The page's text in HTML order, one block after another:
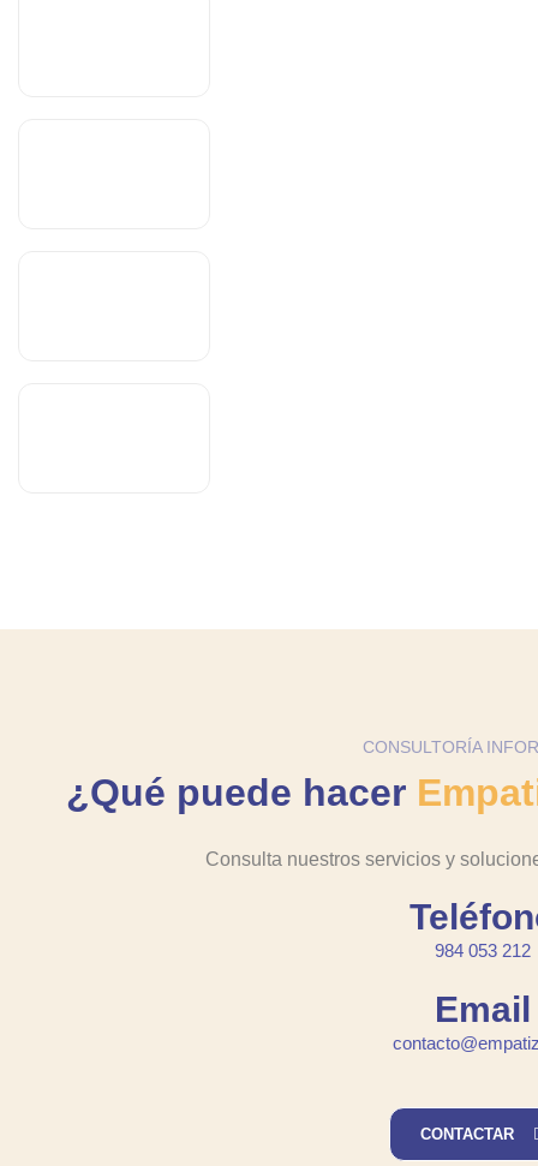
CONSULTORÍA
¿Qué puede hacer
Consulta nuestros servicios y
984 053 212
Email
CONTACTAR